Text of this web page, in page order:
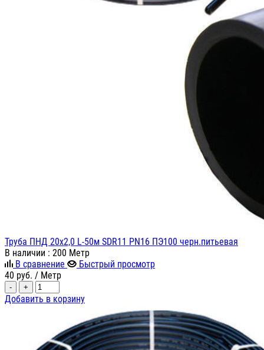
Труба ПНД 20х2,0 L-50м SDR11 PN16 ПЭ100 черн.питьевая
В наличии : 200 Метр
В сравнение
Быстрый просмотр
40 руб. / Метр
- +
Добавить в корзину